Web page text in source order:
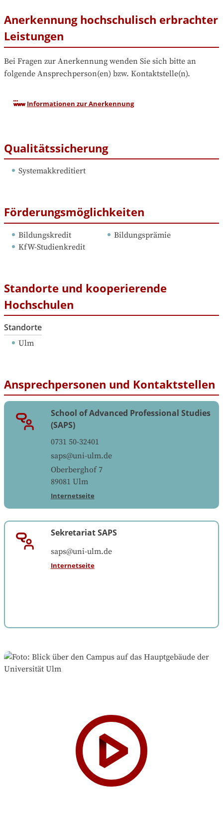
Anerkennung hochschulisch erbrachter
Leistungen
Bei Fragen zur Anerkennung wenden Sie sich bitte an
folgende Ansprechperson(en) bzw. Kontaktstelle(n).
Informationen zur Anerkennung
Qualitätssicherung
Systemakkreditiert
Förderungsmöglichkeiten
Bildungskredit
Bildungsprämie
KfW-Studienkredit
Standorte und kooperierende
Hochschulen
Standorte
Ulm
Ansprechpersonen und Kontaktstellen
School of Advanced Professional Studies
(SAPS)
0731 50-32401
saps@uni-ulm.de
Oberberghof 7
89081 Ulm
Internetseite
Sekretariat SAPS
saps@uni-ulm.de
Internetseite